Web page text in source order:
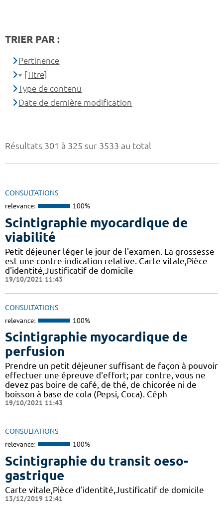
Résultats 301 à 325 sur 3533 au total
CONSULTATIONS
relevance: 100%
Scintigraphie myocardique de
viabilité
Petit déjeuner léger le jour de l'examen. La grossesse
est une contre-indication relative. Carte vitale,Pièce
d'identité,Justificatif de domicile
19/10/2021 11:43
CONSULTATIONS
relevance: 100%
Scintigraphie myocardique de
perfusion
Prendre un petit déjeuner suffisant de façon à pouvoir
effectuer une épreuve d'effort; par contre, vous ne
devez pas boire de café, de thé, de chicorée ni de
boisson à base de cola (Pepsi, Coca). Céph
19/10/2021 11:43
CONSULTATIONS
relevance: 100%
Scintigraphie du transit oeso-
gastrique
Carte vitale,Pièce d'identité,Justificatif de domicile
13/12/2019 12:41
TRIER PAR :
Pertinence
[Titre]
Type de contenu
Date de dernière modification